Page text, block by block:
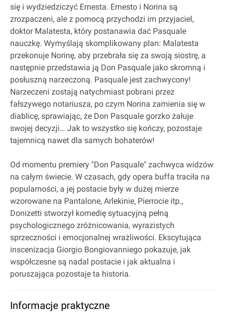
się i wydziedziczyć Ernesta. Ernesto i Norina są
zrozpaczeni, ale z pomocą przychodzi im przyjaciel,
doktor Malatesta, który postanawia dać Pasquale
nauczkę. Wymyślają skomplikowany plan: Malatesta
przekonuje Norinę, aby przebrała się za swoją siostrę, a
następnie przedstawia ją Don Pasquale jako skromną i
posłuszną narzeczoną. Pasquale jest zachwycony!
Narzeczeni zostają natychmiast pobrani przez
fałszywego notariusza, po czym Norina zamienia się w
diablicę, sprawiając, że Don Pasquale gorzko żałuje
swojej decyzji… Jak to wszystko się kończy, pozostaje
tajemnicą nawet dla samych bohaterów!
Od momentu premiery "Don Pasquale" zachwyca widzów
na całym świecie. W czasach, gdy opera buffa traciła na
popularności, a jej postacie były w dużej mierze
wzorowane na Pantalone, Arlekinie, Pierrocie itp.,
Donizetti stworzył komedię sytuacyjną pełną
psychologicznego zróżnicowania, wyrazistych
sprzeczności i emocjonalnej wrażliwości. Ekscytująca
inscenizacja Giorgio Bongiovanniego pokazuje, jak
współczesne są nadal postacie i jak aktualna i
poruszająca pozostaje ta historia.
Informacje praktyczne